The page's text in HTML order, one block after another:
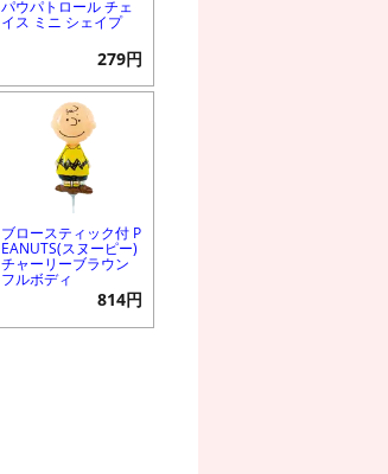
パウパトロール チェ
イス ミニ シェイプ
279円
ブロースティック付 P
EANUTS(スヌーピー)
チャーリーブラウン
フルボディ
814円